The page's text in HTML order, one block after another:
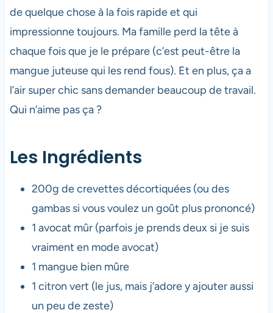
de quelque chose à la fois rapide et qui
impressionne toujours. Ma famille perd la tête à
chaque fois que je le prépare (c’est peut-être la
mangue juteuse qui les rend fous). Et en plus, ça a
l’air super chic sans demander beaucoup de travail.
Qui n’aime pas ça ?
Les Ingrédients
200g de crevettes décortiquées (ou des
gambas si vous voulez un goût plus prononcé)
1 avocat mûr (parfois je prends deux si je suis
vraiment en mode avocat)
1 mangue bien mûre
1 citron vert (le jus, mais j’adore y ajouter aussi
un peu de zeste)